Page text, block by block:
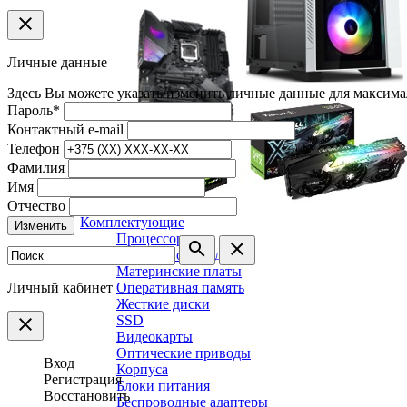
Комплектующие
Процессоры
Системы охлаждения
Материнские платы
Оперативная память
Жесткие диски
SSD
Видеокарты
Оптические приводы
Корпуса
Блоки питания
Беспроводные адаптеры
clear
Личные данные
Здесь Вы можете указать/изменить личные данные для
Пароль*
Контактный e-mail
Телефон
Фамилия
Имя
Отчество
Изменить
search clear
Личный кабинет
clear
Вход
Регистрация
Восстановить